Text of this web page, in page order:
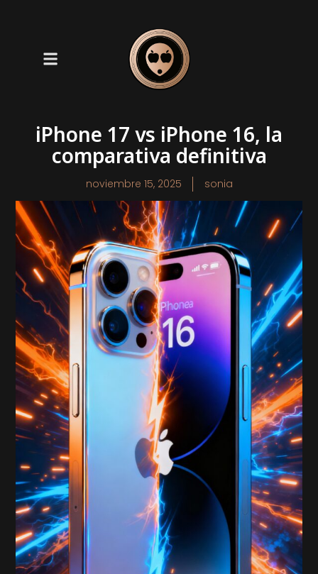
iPhone 17 vs iPhone 16, la
comparativa definitiva
noviembre 15, 2025 sonia